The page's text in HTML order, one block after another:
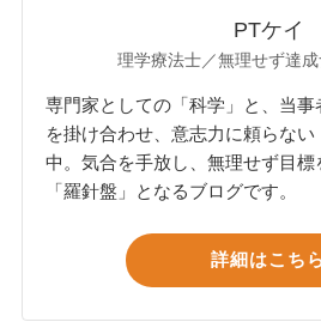
PTケイ
理学療法士／無理せず達
専門家としての「科学」と、当事
を掛け合わせ、意志力に頼らな
中。気合を手放し、無理せず目
「羅針盤」となるブログです。
詳細はこち